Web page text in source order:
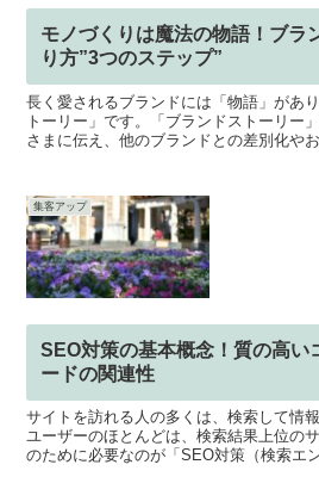
モノづくりは魔法の物語！ブラ
り方”3つのステップ”
長く愛されるブランドには「物語」があ
トーリー」です。「ブランドストーリー
さまに伝え、他のブランドとの差別化や
集客アップ
SEO対策の基本概念！質の高い
ードの関連性
サイトを訪れる人の多くは、検索して情
ユーザーのほとんどは、検索結果上位の
のために必要なのが「SEO対策（検索エ